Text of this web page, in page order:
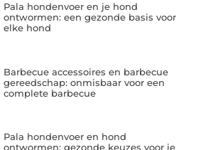
Pala hondenvoer en je hond
ontwormen: een gezonde basis voor
elke hond
Barbecue accessoires en barbecue
gereedschap: onmisbaar voor een
complete barbecue
Pala hondenvoer en hond
ontwormen: gezonde keuzes voor je